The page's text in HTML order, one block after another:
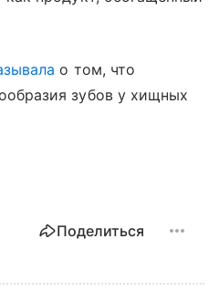
о том, что
зубов у хищных
Поделиться